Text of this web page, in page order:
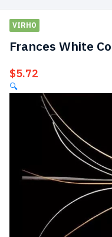
VIRHO
Frances White
$5.72
🔍